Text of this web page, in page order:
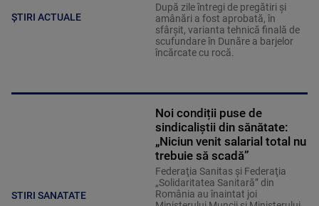
ȘTIRI ACTUALE
După zile întregi de pregătiri și
amânări a fost aprobată, în
sfârșit, varianta tehnică finală de
scufundare în Dunăre a barjelor
încărcate cu rocă.
STIRI SANATATE
Noi condiții puse de
sindicaliștii din sănătate:
„Niciun venit salarial total nu
trebuie să scadă”
Federaţia Sanitas şi Federaţia
„Solidaritatea Sanitară” din
România au înaintat joi